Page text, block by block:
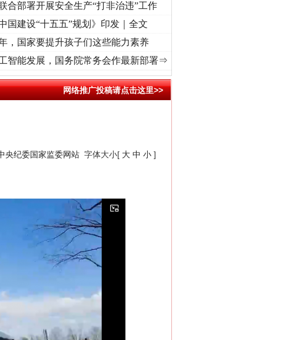
牢记初心使命 奋进复兴征程丨“转折之城”激荡..·[视频]
合部署开展安全生产“打非治违”工作
国建设“十五五”规划》印发｜全文
，国家要提升孩子们这些能力素养
智能发展，国务院常务会作最新部署⇒
网络推广投稿请点击这里>>
央纪委国家监委网站 字体大小[ 大 中 小 ]